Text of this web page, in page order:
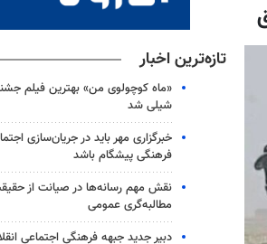
تازه‌ترین اخبار
«ماه کوچولوی من» بهترین فیلم
شیلی شد
خبرگزاری مهر باید در جریان‌سازی
فرهنگی پیشگام باشد
نقش مهم رسانه‌ها در صیانت از
مطالبه‌گری عمومی
دبیر جدید جبهه فرهنگی اجتماعی